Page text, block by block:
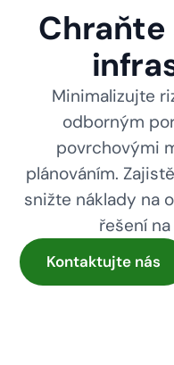
Minimalizujte
odborným
povrchovými
plánováním.
snižte náklady na
řešení
Kontaktujte nás